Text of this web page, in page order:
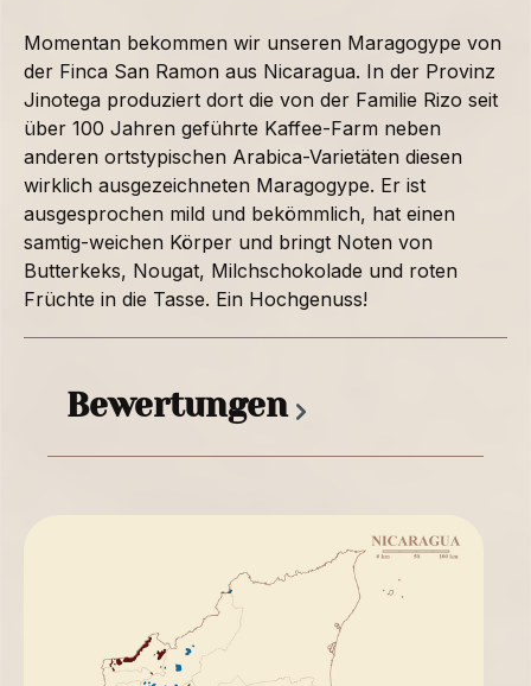
Momentan bekommen wir unseren Maragogype von
der Finca San Ramon aus Nicaragua. In der Provinz
Jinotega produziert dort die von der Familie Rizo seit
über 100 Jahren geführte Kaffee-Farm neben
anderen ortstypischen Arabica-Varietäten diesen
wirklich ausgezeichneten Maragogype. Er ist
ausgesprochen mild und bekömmlich, hat einen
samtig-weichen Körper und bringt Noten von
Butterkeks, Nougat, Milchschokolade und roten
Früchte in die Tasse. Ein Hochgenuss!
Bewertungen